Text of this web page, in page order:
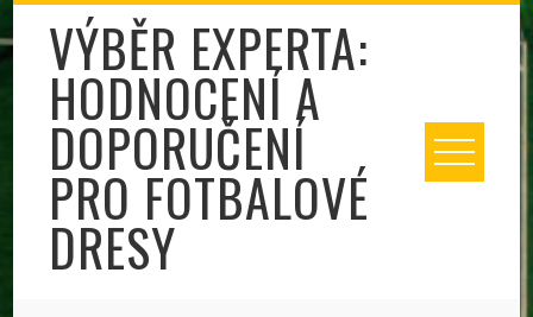
to
contentVÝBĚR EXPERTA:
HODNOCENÍ A
DOPORUČENÍ
PRO FOTBALOVÉ
DRESY